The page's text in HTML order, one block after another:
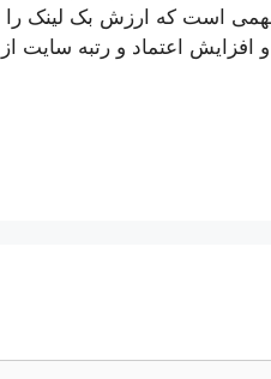
مهمی است که ارزش بک لینک
و افزایش اعتماد و رتبه